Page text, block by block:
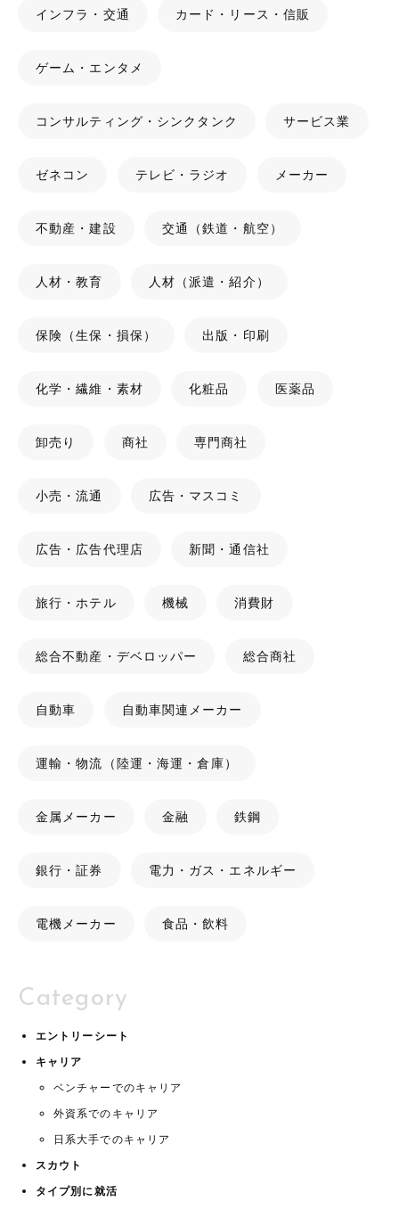
インフラ・交通 カード・リース・信販
ゲーム・エンタメ
コンサルティング・シンクタンク サービス業
ゼネコン テレビ・ラジオ メーカー
不動産・建設 交通（鉄道・航空）
人材・教育 人材（派遣・紹介）
保険（生保・損保） 出版・印刷
化学・繊維・素材 化粧品 医薬品
卸売り 商社 専門商社
小売・流通 広告・マスコミ
広告・広告代理店 新聞・通信社
旅行・ホテル 機械 消費財
総合不動産・デベロッパー 総合商社
自動車 自動車関連メーカー
運輸・物流（陸運・海運・倉庫）
金属メーカー 金融 鉄鋼
銀行・証券 電力・ガス・エネルギー
電機メーカー 食品・飲料
Category
エントリーシート
キャリア
ベンチャーでのキャリア
外資系でのキャリア
日系大手でのキャリア
スカウト
タイプ別に就活